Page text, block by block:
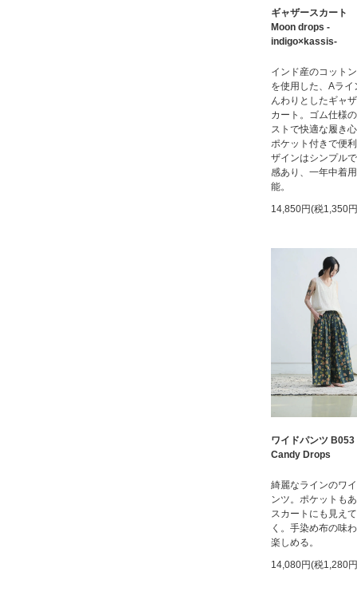
ギャザースカート
Moon drops -
indigo×kassis-
インド産のコット
を使用した、Aライ
んわりとしたギャ
カート。ゴム仕様
ストで快適な履き
ポケット付きで便
ザインはシンプル
感あり、一年中着
能。
14,850円(税1,350
ワイドパンツ B053
Candy Drops
綺麗なラインのワ
ンツ。ポケットも
スカートにも見え
く。手染め布の味
楽しめる。
14,080円(税1,280